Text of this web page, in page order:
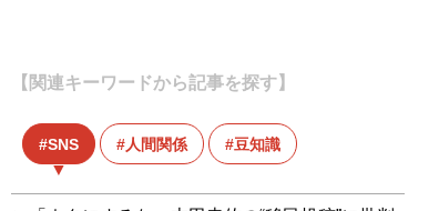
【関連キーワードから記事を探す】
SNS 人間関係 豆知識